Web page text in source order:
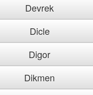
Devrek
Dicle
Digor
Dikmen